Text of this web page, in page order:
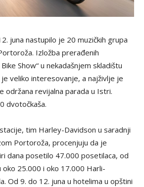
juna nastupilo je 20 muzičkih grupa
Izložba prerađenih
Show“ u nekadašnjem skladištu
veliko interesovanje, a najživlje je
održana revijalna parada u Istri.
dvotočkaša.
tim Harley-Davidson u saradnji
Portoroža, procenjuju da je
dana posetilo 47.000 posetilaca, od
25.000 i oko 17.000 Harli-
Od 9. do 12. juna u hotelima u opštini